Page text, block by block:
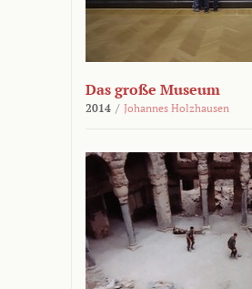
Das große Museum
2014 / Johannes Holzhausen